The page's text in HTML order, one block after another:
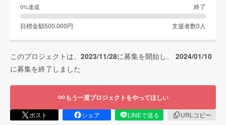
0%達成 終了
目標金額500,000円 支援者数0 人
このプロジェクトは、 2023/11/28に募集を開始し、 2024/01/10
に募集を終了しました
もう一度プロジェクトをやってほしい
ポスト シェア LINEで送る
URLコピー